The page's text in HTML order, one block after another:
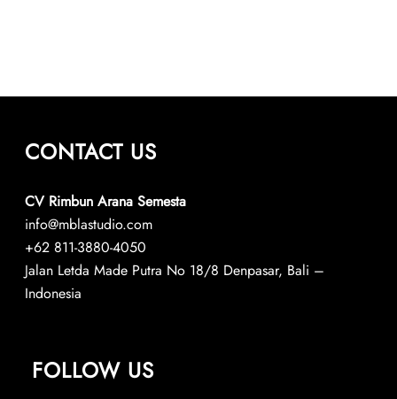
CONTACT US
CV Rimbun Arana Semesta
info@mblastudio.com
+62 811-3880-4050
Jalan Letda Made Putra No 18/8 Denpasar, Bali –
Indonesia
FOLLOW US